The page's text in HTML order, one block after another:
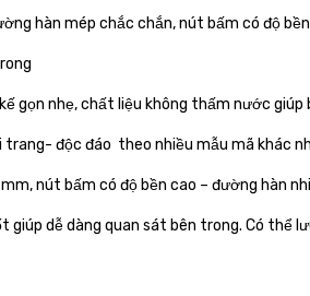
hàn mép chắc chắn, nút bấm có độ
gọn nhẹ, chất liệu không thấm nước
độc đáo theo nhiều mẫu mã khác
nút bấm có độ bền cao – đường hàn
giúp dễ dàng quan sát bên trong. Có thể